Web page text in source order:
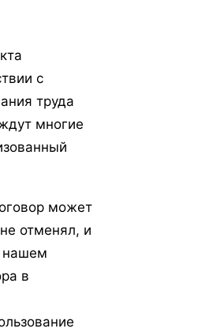
с
труда
многие
может
отменял, и
нашем
в